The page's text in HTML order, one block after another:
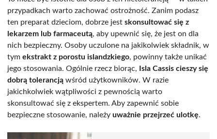
przypadkach warto zachować ostrożność. Zanim podasz
ten preparat dzieciom, dobrze jest skonsultować się z
lekarzem lub farmaceutą, aby upewnić się, że jest on dla
nich bezpieczny. Osoby uczulone na jakikolwiek składnik, w
tym ekstrakt z porostu islandzkiego, powinny także unikać
jego stosowania. Ogólnie rzecz biorąc,
Isla Cassis cieszy się
dobrą tolerancją wśród użytkowników. W razie
jakichkolwiek wątpliwości z pewnością warto
skonsultować się z ekspertem. Aby zapewnić sobie
bezpieczne stosowanie, należy uważnie przejrzeć ulotkę.